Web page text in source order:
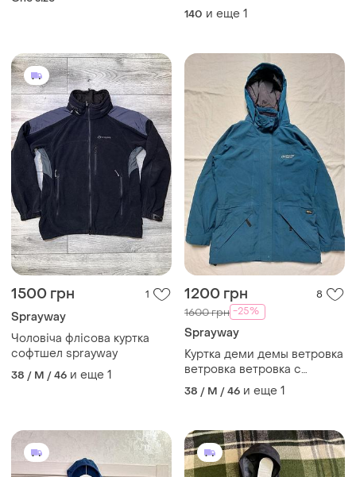
штормівки дощовики
оригінал
140 и еще 1
1500 грн 1
Sprayway
Чоловіча флісова куртка
софтшел sprayway
38 / M / 46 и еще 1
1200 грн 8
1600 грн -25%
Sprayway
Куртка деми демы ветровка
ветровка ветровка с
мембраной на мембране
ветровка sprayway
гортекс
38 / M / 46 и еще 1